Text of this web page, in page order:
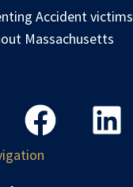
Accident victims
Massachusetts